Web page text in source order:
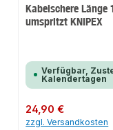
Kabelschere
umspritzt KNIPEX
Verfügbar,
Kalendertagen
Regulärer Preis:
24,90 €
zzgl. Versandkosten